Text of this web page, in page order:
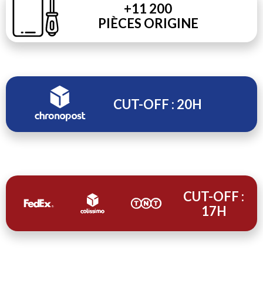
+11 200
PIÈCES ORIGINE
CUT-OFF : 20H
CUT-OFF :
17H